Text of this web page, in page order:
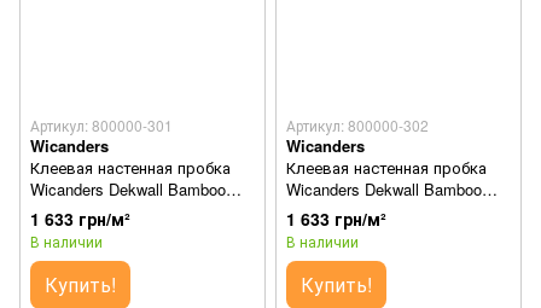
Артикул: 800000-301
Wicanders
Клеевая настенная пробка
Wicanders Dekwall Bamboo
Terra TA04001
1 633 грн/м²
В наличии
Купить!
Артикул: 800000-302
Wicanders
Клеевая настенная пробка
Wicanders Dekwall Bamboo
Toscana TA05001
1 633 грн/м²
В наличии
Купить!